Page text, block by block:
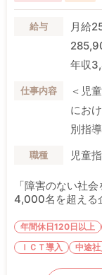
給与
月給
年収
仕事内容
＜児
にお
別指
職種 児童
「障害のない社
4,000名を超える
年間休日120日以上
ＩＣＴ導入
中途